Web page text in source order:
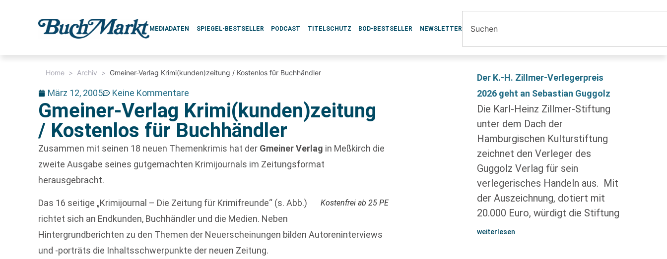
MEDIADATEN SPIEGEL-BESTSELLER PODCAST TITELSCHUTZ BOD-BESTSELLER NEWSLETTER
Home > Archiv > Gmeiner-Verlag Krimi(kunden)zeitung / Kostenlos für Buchhändler
März 12, 2005 Keine Kommentare
Gmeiner-Verlag Krimi(kunden)zeitung
/ Kostenlos für Buchhändler
Zusammen mit seinen 18 neuen Themenkrimis hat der Gmeiner Verlag in Meßkirch die
zweite Ausgabe seines gutgemachten Krimijournals im Zeitungsformat
herausgebracht.
Kostenfrei ab 25 PE
Das 16 seitige „Krimijournal – Die Zeitung für Krimifreunde“ (s. Abb.)
richtet sich an Endkunden, Buchhändler und die Medien. Neben
Hintergrundberichten zu den Themen der Neuerscheinungen bilden Autoreninterviews
und -porträts die Inhaltsschwerpunkte der neuen Zeitung.
Der K.-H. Zillmer-Verlegerpreis
2026 geht an Sebastian Guggolz
Die Karl-Heinz Zillmer-Stiftung
unter dem Dach der
Hamburgischen Kulturstiftung
zeichnet den Verleger des
Guggolz Verlag für sein
verlegerisches Handeln aus. Mit
der Auszeichnung, dotiert mit
20.000 Euro, würdigt die Stiftung
weiterlesen